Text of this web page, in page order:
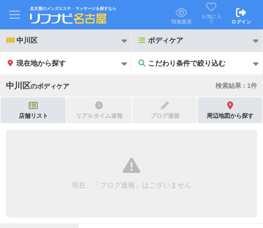
名古屋のメンズエステ・マッサージを探すなら
閲覧履歴
お気に入
り
ログイン
中川区 ボディケア
現在地から探す こだわり条件で絞り込む
こだわり条件で絞り込む
中川区のボディケア 検索結果 : 1件
店舗リスト リアルタイム速報 ブログ速報 周辺地図から探す
現在、「ブログ速報」はございません